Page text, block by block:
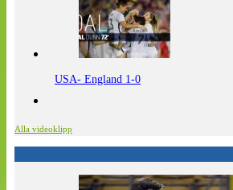
USA- England 1-0
Alla videoklipp